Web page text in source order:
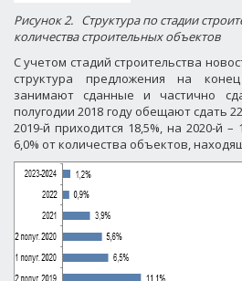
Рисунок 2. Структура по стадии
количества строительных объектов
С учетом стадий строительства
структура предложения на
занимают сданные и частично
полугодии 2018 году обещают сдать
2019-й приходится 18,5%, на 2020-й –
6,0% от количества объектов,